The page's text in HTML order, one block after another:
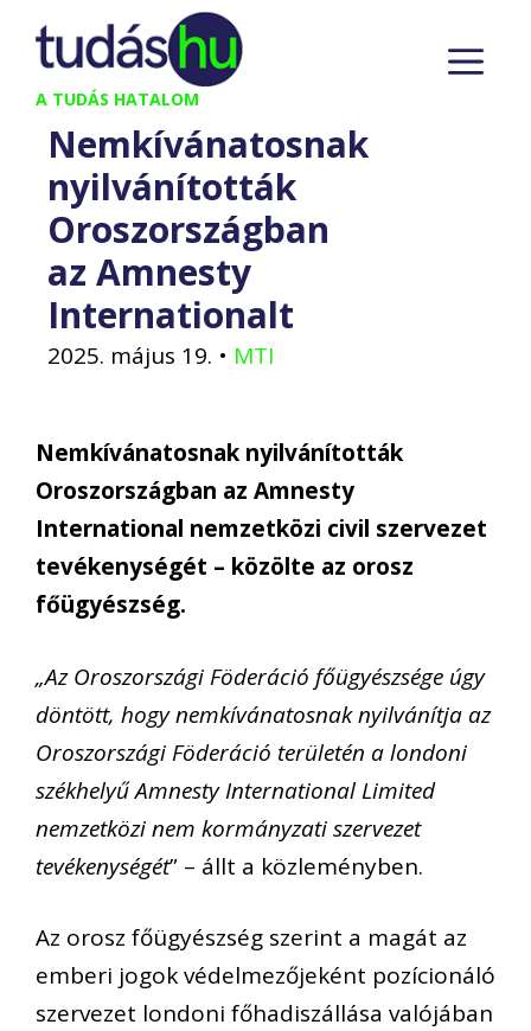
Kilépés
tartalomba
A TUDÁS HATALOM
Nemkívánatosnak
nyilvánították
Oroszországban
az Amnesty
Internationalt
2025. május 19. • MTI
Nemkívánatosnak nyilvánították
Oroszországban az Amnesty
International nemzetközi civil szervezet
tevékenységét – közölte az orosz
főügyészség.
„Az Oroszországi Föderáció főügyészsége úgy
döntött, hogy nemkívánatosnak nyilvánítja az
Oroszországi Föderáció területén a londoni
székhelyű Amnesty International Limited
nemzetközi nem kormányzati szervezet
tevékenységét” – állt a közleményben.
Az orosz főügyészség szerint a magát az
emberi jogok védelmezőjeként pozícionáló
szervezet londoni főhadiszállása valójában